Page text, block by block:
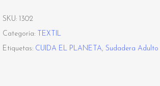
SKU: 1302
Categoría: TEXTIL
Etiquetas: CUIDA EL PLANETA, Sudadera Adulto